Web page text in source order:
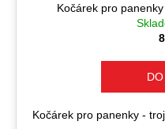
Kočárek pro
Kočárek pro panenky -